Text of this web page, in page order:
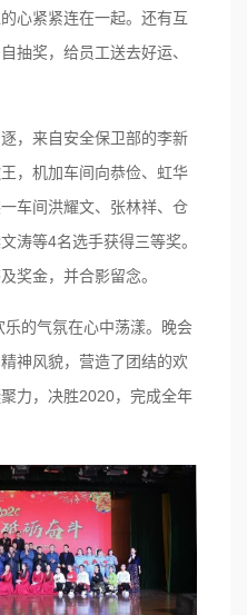
心紧紧连在一起。还有互
抽奖，给员工送去好运、
，来自安全保卫部的李新
，机加车间向恭俭、虹华
车间洪耀文、张林祥、仓
涛等4名选手获得三等奖。
奖金，并合影留念。
乐的气氛在心中荡漾。晚会
神风貌，营造了团结的欢
力，决胜2020，完成全年